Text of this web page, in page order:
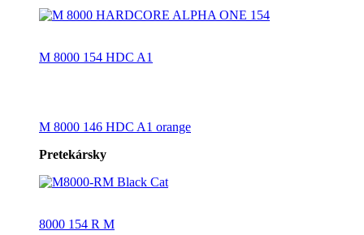
M 8000 154 HDC A1
M 8000 146 HDC A1 orange
Pretekársky
8000 154 R M